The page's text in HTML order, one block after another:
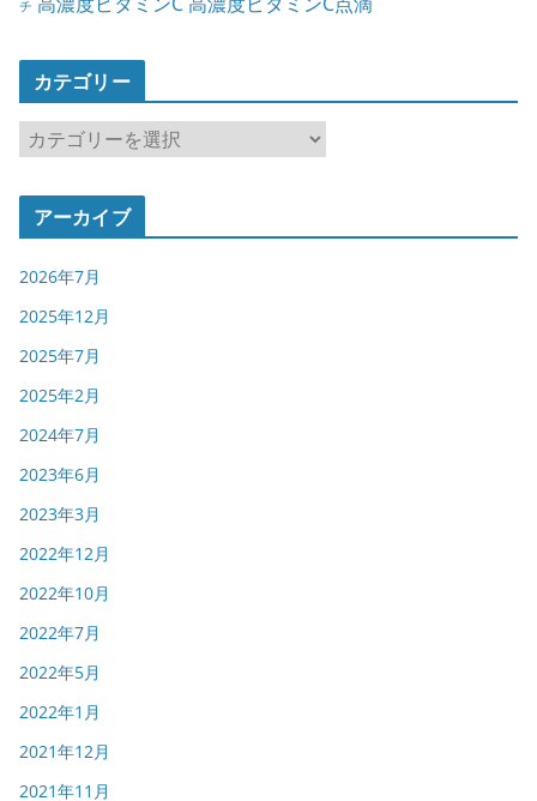
チ
カテゴリー
カ
テ
ゴ
アーカイブ
2026年7月
2025年12月
2025年7月
2025年2月
2024年7月
2023年6月
2023年3月
2022年12月
2022年10月
2022年7月
2022年5月
2022年1月
2021年12月
2021年11月